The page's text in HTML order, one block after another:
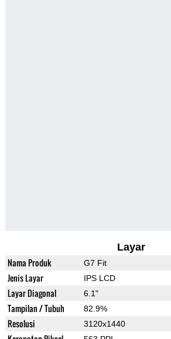
Layar
Nama Produk G7 Fit
Jenis Layar IPS LCD
Layar Diagonal 6.1"
Tampilan / Tubuh 82.9%
Resolusi 3120x1440